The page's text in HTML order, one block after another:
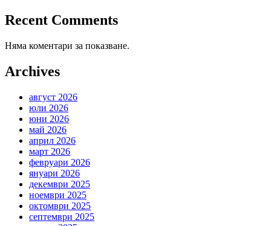
Recent Comments
Няма коментари за показване.
Archives
август 2026
юли 2026
юни 2026
май 2026
април 2026
март 2026
февруари 2026
януари 2026
декември 2025
ноември 2025
октомври 2025
септември 2025